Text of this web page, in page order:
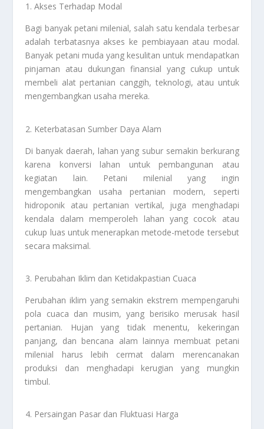
Akses Terhadap Modal
Bagi banyak petani milenial, salah satu kendala terbesar
adalah terbatasnya akses ke pembiayaan atau modal.
Banyak petani muda yang kesulitan untuk mendapatkan
pinjaman atau dukungan finansial yang cukup untuk
membeli alat pertanian canggih, teknologi, atau untuk
mengembangkan usaha mereka.
Keterbatasan Sumber Daya Alam
Di banyak daerah, lahan yang subur semakin berkurang
karena konversi lahan untuk pembangunan atau
kegiatan lain. Petani milenial yang ingin
mengembangkan usaha pertanian modern, seperti
hidroponik atau pertanian vertikal, juga menghadapi
kendala dalam memperoleh lahan yang cocok atau
cukup luas untuk menerapkan metode-metode tersebut
secara maksimal.
Perubahan Iklim dan Ketidakpastian Cuaca
Perubahan iklim yang semakin ekstrem mempengaruhi
pola cuaca dan musim, yang berisiko merusak hasil
pertanian. Hujan yang tidak menentu, kekeringan
panjang, dan bencana alam lainnya membuat petani
milenial harus lebih cermat dalam merencanakan
produksi dan menghadapi kerugian yang mungkin
timbul.
Persaingan Pasar dan Fluktuasi Harga